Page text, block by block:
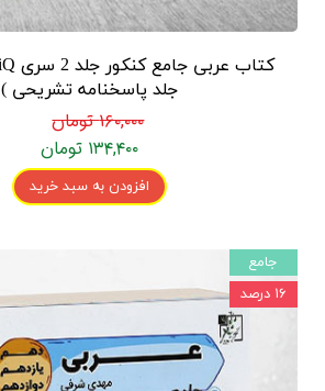
جلد پاسخنامه تشریحی )
۱۶۰,۰۰۰ تومان
۱۳۴,۴۰۰ تومان
افزودن به سبد خرید
جامع
۱۶ درصد